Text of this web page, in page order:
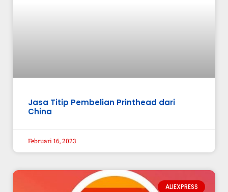
Jasa Titip Pembelian Printhead dari
China
Februari 16, 2023
ALIEXPRESS